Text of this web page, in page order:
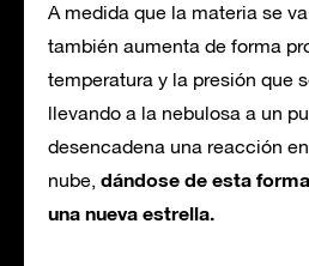
A medida que la materia se
también aumenta de forma
temperatura y la presión que
llevando a la nebulosa a un
desencadena una reacción
nube, dándose de esta
una nueva estrella.